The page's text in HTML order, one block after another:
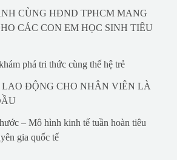
CÙNG HĐND TPHCM MANG
CÁC CON EM HỌC SINH TIÊU
phá tri thức cùng thế hệ trẻ
LAO ĐỘNG CHO NHÂN VIÊN LÀ
– Mô hình kinh tế tuần hoàn tiêu
gia quốc tế